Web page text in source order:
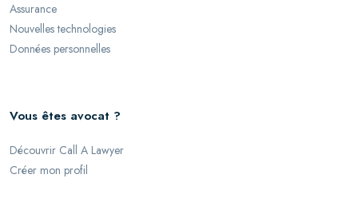
Assurance
Nouvelles technologies
Données personnelles
Vous êtes avocat ?
Découvrir Call A Lawyer
Créer mon profil